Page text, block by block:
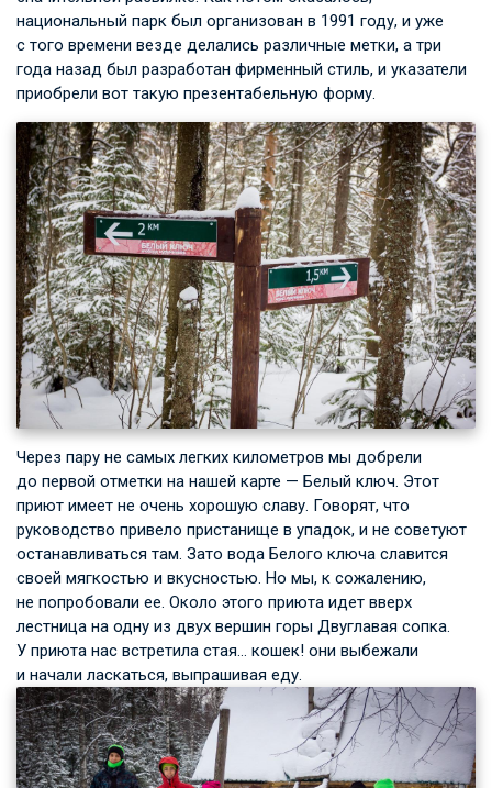
национальный парк был организован в 1991 году, и уже
с того времени везде делались различные метки, а три
года назад был разработан фирменный стиль, и указатели
приобрели вот такую презентабельную форму.
Через пару не самых легких километров мы добрели
до первой отметки на нашей карте — Белый ключ. Этот
приют имеет не очень хорошую славу. Говорят, что
руководство привело пристанище в упадок, и не советуют
останавливаться там. Зато вода Белого ключа славится
своей мягкостью и вкусностью. Но мы, к сожалению,
не попробовали ее. Около этого приюта идет вверх
лестница на одну из двух вершин горы Двуглавая сопка.
У приюта нас встретила стая… кошек! они выбежали
и начали ласкаться, выпрашивая еду.